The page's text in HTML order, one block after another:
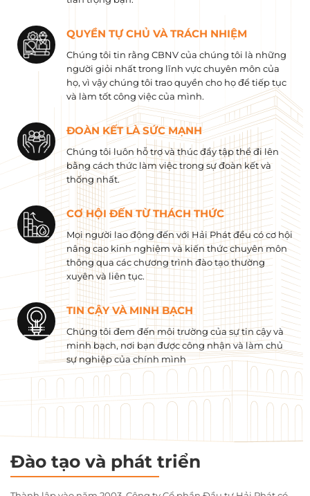
QUYỀN TỰ CHỦ VÀ TRÁCH NHIỆM
Chúng tôi tin rằng CBNV của chúng tôi là những
người giỏi nhất trong lĩnh vực chuyên môn của
họ, vì vậy chúng tôi trao quyền cho họ để tiếp tục
và làm tốt công việc của mình.
ĐOÀN KẾT LÀ SỨC MẠNH
Chúng tôi luôn hỗ trợ và thúc đẩy tập thể đi lên
bằng cách thức làm việc trong sự đoàn kết và
thống nhất.
CƠ HỘI ĐẾN TỪ THÁCH THỨC
Mọi người lao động đến với Hải Phát đều có cơ hội
nâng cao kinh nghiệm và kiến ​​thức chuyên môn
thông qua các chương trình đào tạo thường
xuyên và liên tục.
TIN CẬY VÀ MINH BẠCH
Chúng tôi đem đến môi trường của sự tin cậy và
minh bạch, nơi bạn được công nhận và làm chủ
sự nghiệp của chính mình
Đào tạo và phát triển